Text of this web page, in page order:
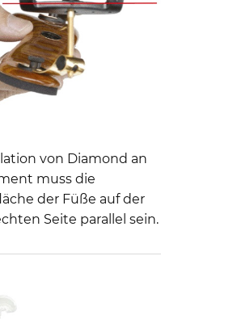
von Diamond an
muss die
der Füße auf der
Seite parallel sein.